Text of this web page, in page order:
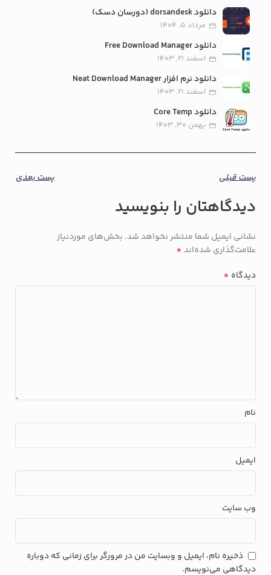
دانلود dorsandesk (دورسان دسک)
مرداد 5, 1404
دانلود Free Download Manager
اسفند 21, 1403
دانلود نرم افزار Neat Download Manager
اسفند 21, 1403
دانلود Core Temp
بهمن 30, 1403
پست قبلی پست بعدی
دیدگاهتان را بنویسید
نشانی ایمیل شما منتشر نخواهد شد. بخش‌های موردنیاز
علامت‌گذاری شده‌اند*
دیدگاه *
نام
ایمیل
وب‌ سایت
ذخیره نام، ایمیل و وبسایت من در مرورگر برای زمانی که دوباره
دیدگاهی می‌نویسم.